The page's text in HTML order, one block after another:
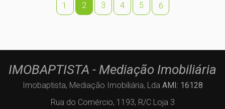
1 2 3 4 5 6
IMOBAPTISTA - Mediação Imobiliária
Imobaptista, Mediação Imobiliária, Lda AMI: 16128
Rua do Comércio, 1193, R/C Loja 3